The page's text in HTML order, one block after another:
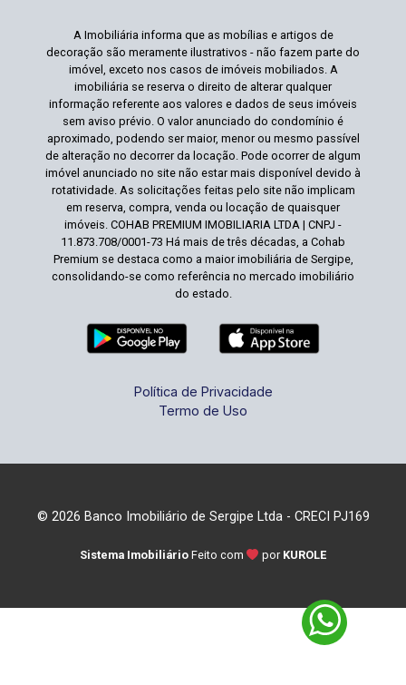
A Imobiliária informa que as mobílias e artigos de
decoração são meramente ilustrativos - não fazem parte do
imóvel, exceto nos casos de imóveis mobiliados. A
imobiliária se reserva o direito de alterar qualquer
informação referente aos valores e dados de seus imóveis
sem aviso prévio. O valor anunciado do condomínio é
aproximado, podendo ser maior, menor ou mesmo passível
de alteração no decorrer da locação. Pode ocorrer de algum
imóvel anunciado no site não estar mais disponível devido à
rotatividade. As solicitações feitas pelo site não implicam
em reserva, compra, venda ou locação de quaisquer
imóveis. COHAB PREMIUM IMOBILIARIA LTDA | CNPJ -
11.873.708/0001-73 Há mais de três décadas, a Cohab
Premium se destaca como a maior imobiliária de Sergipe,
consolidando-se como referência no mercado imobiliário
do estado.
Política de Privacidade
Termo de Uso
© 2026 Banco Imobiliário de Sergipe Ltda - CRECI PJ169
Sistema Imobiliário Feito com por KUROLE